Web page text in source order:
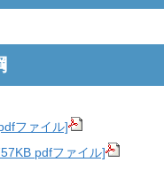
ファイル]
pdfファイル]